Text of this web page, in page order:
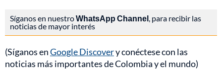
Síganos en nuestroWhatsApp Channel, para recibir las
noticias de mayor interés
(Síganos enGoogle Discovery conéctese con las
noticias más importantes de Colombia y el mundo)